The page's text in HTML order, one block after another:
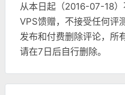
从本日起（2016-07-18
VPS馈赠，不接受任何评
发布和付费删除评论，所
请在7日后自行删除。